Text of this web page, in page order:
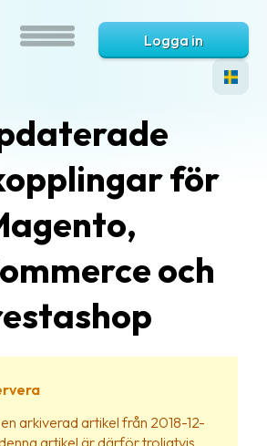
Logga in
för
och
arkiverad artikel från 2018-12-
artikel är därför troligtvis